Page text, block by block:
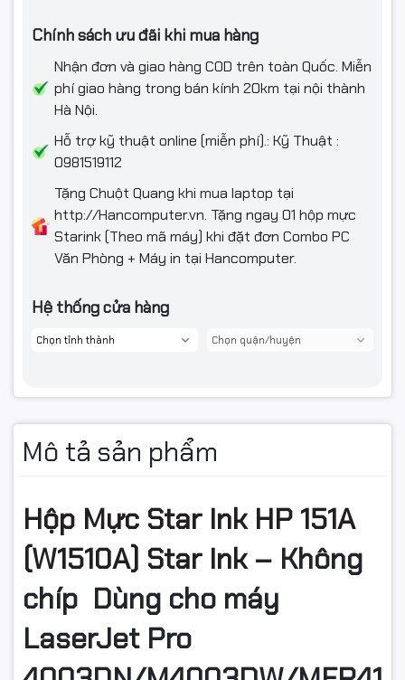
Chính sách ưu đãi khi mua hàng
Nhận đơn và giao hàng COD trên toàn Quốc. Miễn
phí giao hàng trong bán kính 20km tại nội thành
Hà Nội.
Hỗ trợ kỹ thuật online (miễn phí).: Kỹ Thuật :
0981519112
Tặng Chuột Quang khi mua laptop tại
http://Hancomputer.vn. Tặng ngay 01 hộp mực
Starink (Theo mã máy) khi đặt đơn Combo PC
Văn Phòng + Máy in tại Hancomputer.
Hệ thống cửa hàng
Mô tả sản phẩm
Hộp Mực Star Ink HP 151A
(W1510A) Star Ink– Không
chíp Dùng cho máy
LaserJet Pro